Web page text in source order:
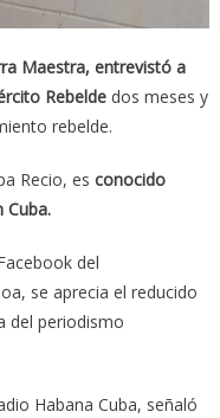
Maestra, entrevistó a
Rebeldedos meses y
rebelde.
Recio, es conocido
Cuba.
del
se aprecia el reducido
del periodismo
Habana Cuba, señaló